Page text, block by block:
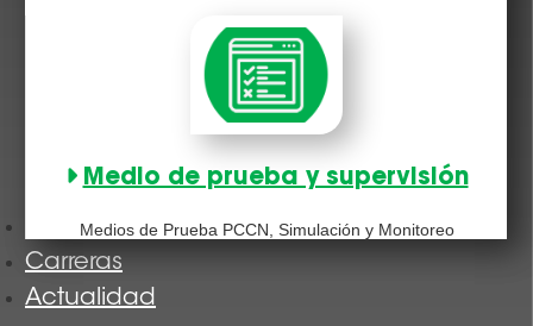
Medio de prueba y supervisión
Medios de Prueba PCCN, Simulación y Monitoreo
Nuestras formaciones
Carreras
Actualidad